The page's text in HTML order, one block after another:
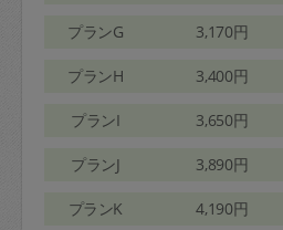
プランG 3,170円
プランH 3,400円
プランI 3,650円
プランJ 3,890円
プランK 4,190円